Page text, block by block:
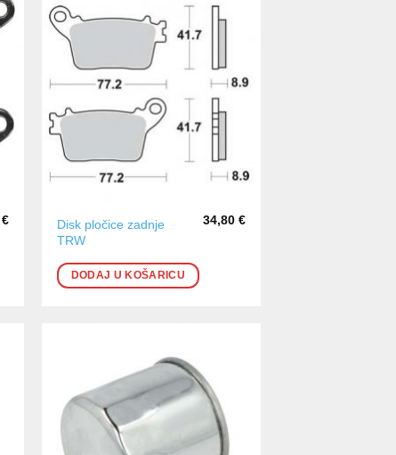
€
Disk pločice zadnje
TRW
34,80 €
DODAJ U KOŠARICU